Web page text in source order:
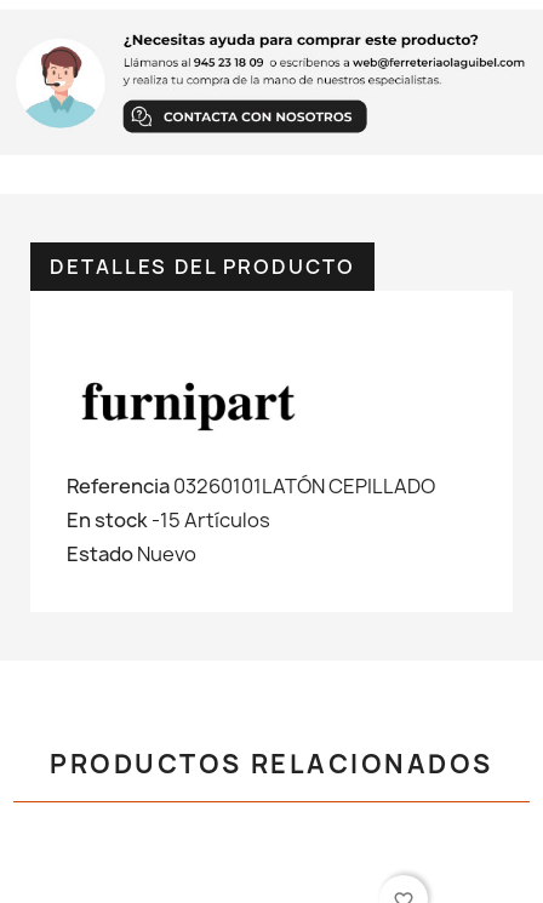
DETALLES DEL PRODUCTO
Referencia03260101LATÓN CEPILLADO
En stock-15 Artículos
EstadoNuevo
PRODUCTOS RELACIONADOS